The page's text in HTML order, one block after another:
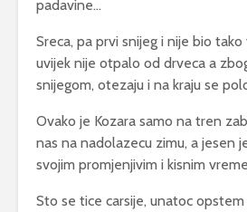
padavine…
Sreca, pa prvi snijeg i nije bio tako
uvijek nije otpalo od drveca a
snijegom, otezaju i na kraju se
Ovako je Kozara samo na tren
nas na nadolazecu zimu, a jesen
svojim promjenjivim i kisnim
Sto se tice carsije, unatoc